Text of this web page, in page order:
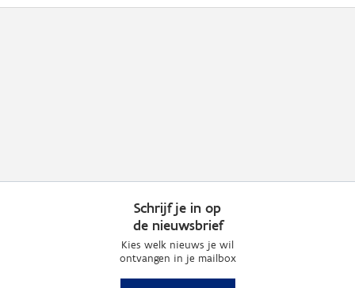
Schrijf je in op
de nieuwsbrief
Kies welk nieuws je wil
ontvangen in je mailbox